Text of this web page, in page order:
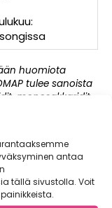
antaa
tällä sivustolla. Voit
huomiota
tulee sanoista
monosakkaridit
joita
ja
ohutsuolessa
fermentoituvat ja